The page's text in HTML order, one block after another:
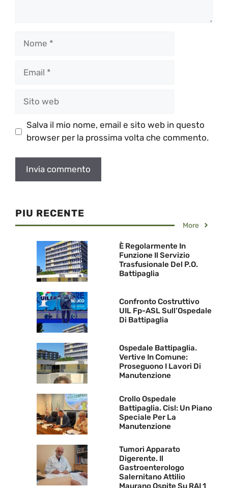
Salva il mio nome, email e sito web in questo
browser per la prossima volta che commento.
PIU RECENTE
More
È Regolarmente In
Funzione Il Servizio
Trasfusionale Del P.O.
Battipaglia
Confronto Costruttivo
UIL Fp-ASL Sull’Ospedale
Di Battipaglia
Ospedale Battipaglia.
Vertive In Comune:
Proseguono I Lavori Di
Manutenzione
Crollo Ospedale
Battipaglia. Cisl: Un Piano
Speciale Per La
Manutenzione
Tumori Apparato
Digerente. Il
Gastroenterologo
Salernitano Attilio
Maurano Ospite Su RAI 1